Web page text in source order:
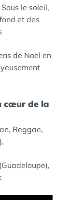
Sous le soleil,
et des
de Noël en
cœur de la
Reggae,